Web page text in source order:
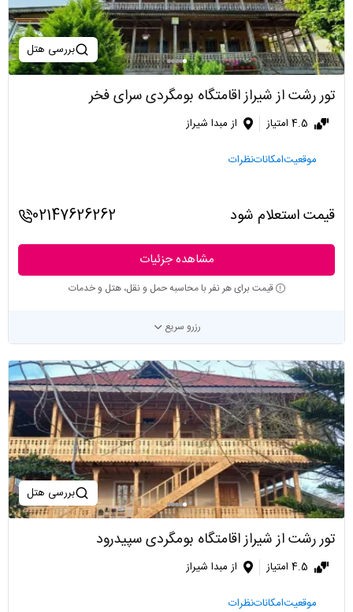
بررسی هتل
تور رشت از شیراز اقامتگاه بومگردی سرای فخر
4.5 امتیاز از مبدا شیراز
موقعیتامکاناتنظرات
قیمت استعلام شود 02147626262
مشاهده جزئیات
قیمت برای هر نفر با محاسبه حمل و نقل، هتل و خدمات
رزرو سریع
بررسی هتل
تور رشت از شیراز اقامتگاه بومگردی سپیدرود
4.5 امتیاز از مبدا شیراز
موقعیتامکاناتنظرات